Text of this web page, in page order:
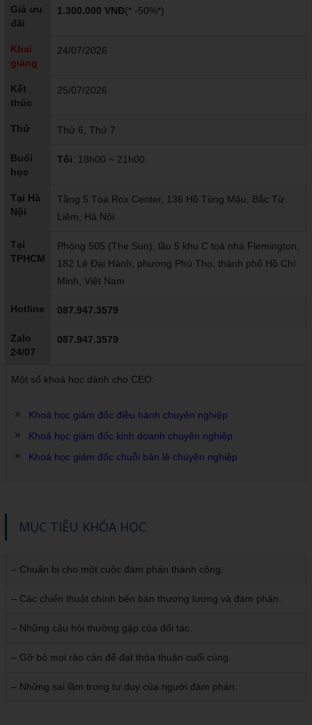
Giá ưu
đãi
1.300.000 VNĐ(* -50%*)
Khai
giảng
24/07/2026
Kết
thúc
25/07/2026
Thứ Thứ 6, Thứ 7
Buổi
học
Tối: 18h00 ~ 21h00
Tại Hà
Nội
Tầng 5 Tòa Rox Center, 136 Hồ Tùng Mậu, Bắc Từ
Liêm, Hà Nội
Tại
TPHCM
Phòng 505 (The Sun), lầu 5 khu C toà nhà Flemington,
182 Lê Đại Hành, phường Phú Thọ, thành phố Hồ Chí
Minh, Việt Nam
Hotline 087.947.3579
Zalo
24/07
087.947.3579
Một số khoá học dành cho CEO:
Khoá học giám đốc điều hành chuyên nghiệp
Khoá học giám đốc kinh doanh chuyên nghiệp
Khoá học giám đốc chuỗi bán lẻ chuyên nghiệp
MỤC TIÊU KHÓA HỌC
– Chuẩn bị cho một cuộc đàm phán thành công.
– Các chiến thuật chính bên bàn thương lượng và đàm phán.
– Những câu hỏi thường gặp của đối tác.
– Gỡ bỏ mọi rào cản để đạt thỏa thuận cuối cùng.
– Những sai lầm trong tư duy của người đàm phán.